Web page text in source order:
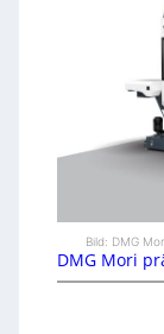
Bild: DMG
DMG Mori